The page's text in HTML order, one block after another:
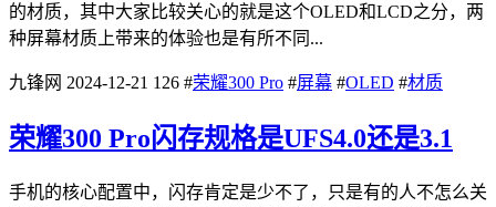
的材质，其中大家比较关心的就是这个OLED和LCD之分，两
种屏幕材质上带来的体验也是有所不同...
九锋网 2024-12-21 126 #荣耀300 Pro #屏幕 #OLED #材质
荣耀300 Pro闪存规格是UFS4.0还是3.1
手机的核心配置中，闪存肯定是少不了，只是有的人不怎么关